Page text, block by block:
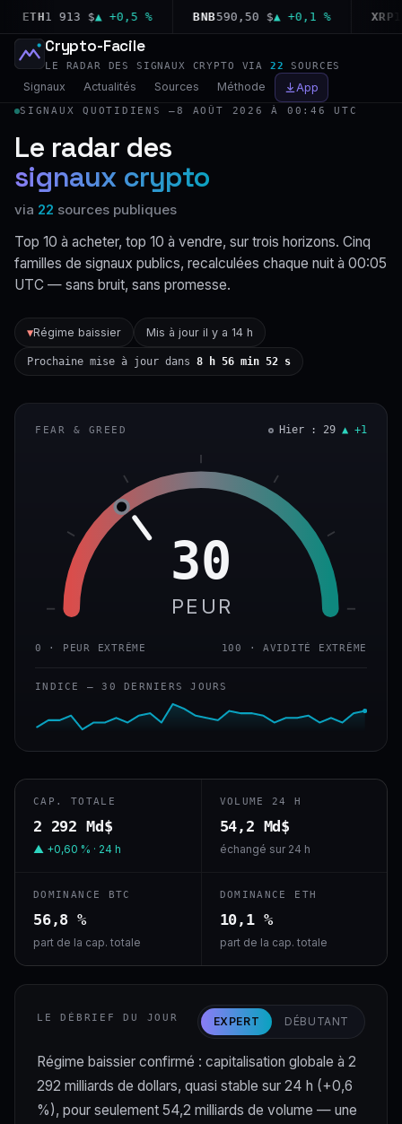
1 913 $▲ +0,5 % BNB590,50 $▲ +0,1 % XRP
Crypto-Facile
LE RADAR DES SIGNAUX CRYPTO VIA 22 SOURCES
Signaux Actualités Sources Méthode App
SIGNAUX QUOTIDIENS —8 AOÛT 2026 À 00:46 UTC
Le radar des
signaux crypto
via 22 sources publiques
Top 10 à acheter, top 10 à vendre, sur trois horizons. Cinq
familles de signaux publics, recalculées chaque nuit à 00:05
UTC — sans bruit, sans promesse.
▼Régime baissier Mis à jour il y a 14 h
Prochaine mise à jour dans 8 h 56 min 51 s
FEAR & GREED Hier : 29 ▲ +1
30
PEUR
0 · PEUR EXTRÊME 100 · AVIDITÉ EXTRÊME
INDICE — 30 DERNIERS JOURS
CAP. TOTALE
2 292 Md$
▲ +0,60 % · 24 h
VOLUME 24 H
54,2 Md$
échangé sur 24 h
DOMINANCE BTC
56,8 %
part de la cap. totale
DOMINANCE ETH
10,1 %
part de la cap. totale
LE DÉBRIEF DU JOUR EXPERT DÉBUTANT
Régime baissier confirmé : capitalisation globale à 2
292 milliards de dollars, quasi stable sur 24 h (+0,6
%), pour seulement 54,2 milliards de volume — une